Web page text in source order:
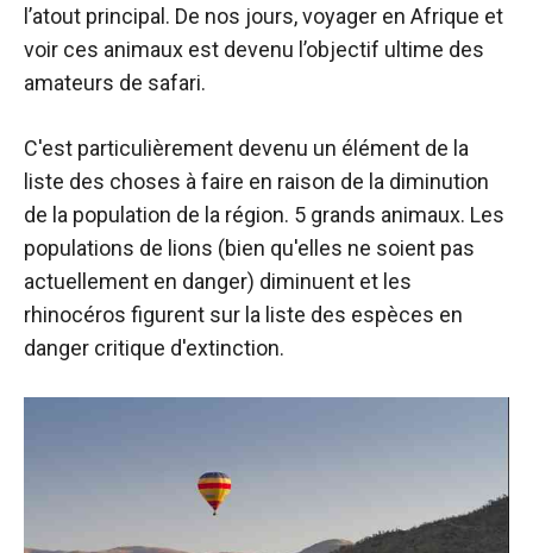
l’atout principal. De nos jours, voyager en Afrique et
voir ces animaux est devenu l’objectif ultime des
amateurs de safari.
C'est particulièrement devenu un élément de la
liste des choses à faire en raison de la diminution
de la population de la région. 5 grands animaux. Les
populations de lions (bien qu'elles ne soient pas
actuellement en danger) diminuent et les
rhinocéros figurent sur la liste des espèces en
danger critique d'extinction.